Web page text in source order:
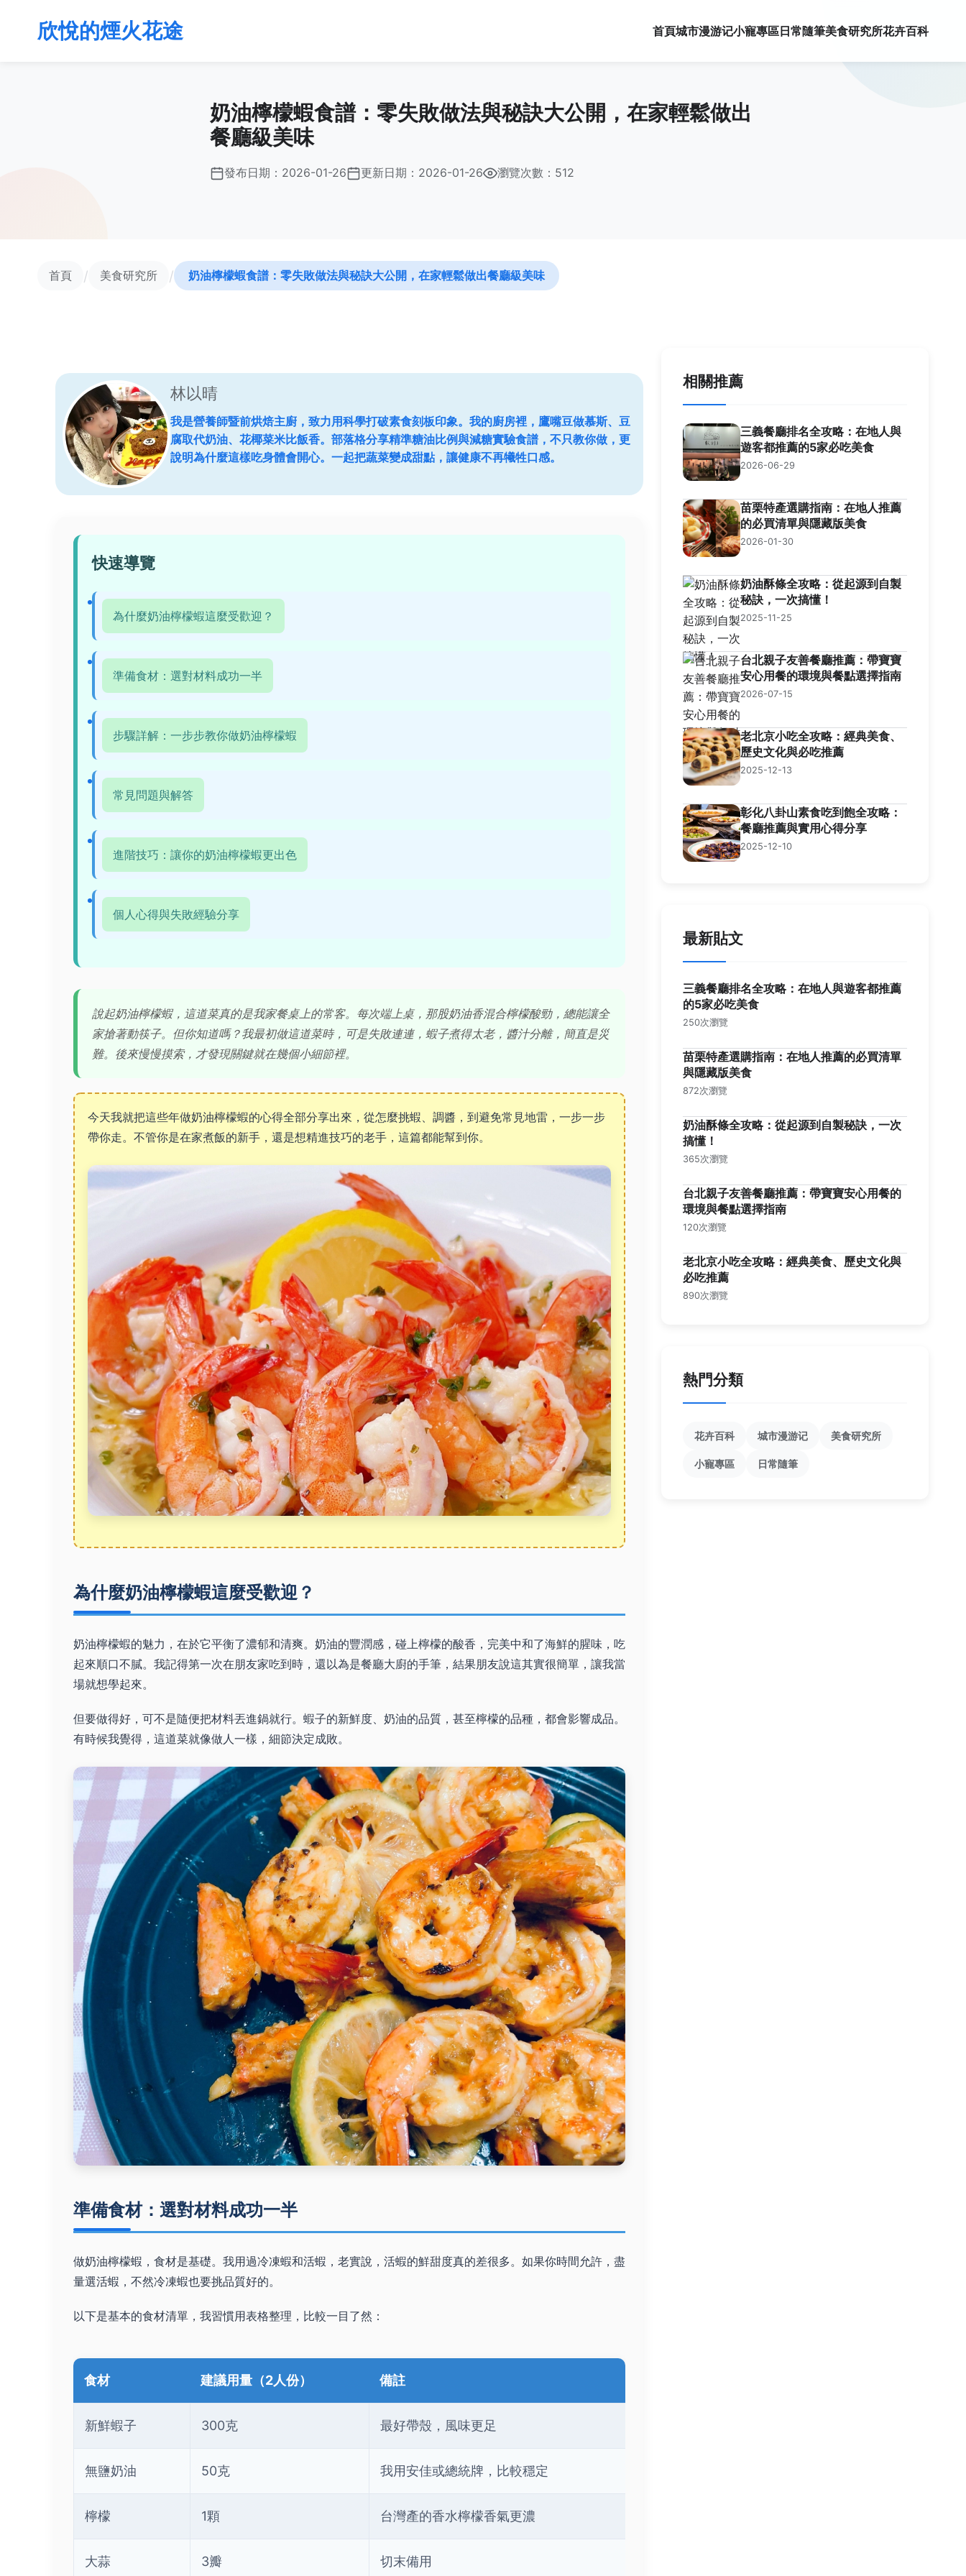
欣悅的煙火花途 首頁城市漫游记小寵專區日常隨筆美食研究所花卉百科
奶油檸檬蝦食譜：零失敗做法與秘訣大公開，在家輕鬆做出
餐廳級美味
發布日期： 2026-01-26 更新日期： 2026-01-26 瀏覽次數：512
首頁 / 美食研究所 / 奶油檸檬蝦食譜：零失敗做法與秘訣大公開，在家輕鬆做出餐廳級美味
林以晴
我是營養師暨前烘焙主廚，致力用科學打破素食刻板印象。我的廚房裡，鷹嘴豆做慕斯、豆
腐取代奶油、花椰菜米比飯香。部落格分享精準糖油比例與減糖實驗食譜，不只教你做，更
說明為什麼這樣吃身體會開心。一起把蔬菜變成甜點，讓健康不再犧牲口感。
快速導覽
為什麼奶油檸檬蝦這麼受歡迎？
準備食材：選對材料成功一半
步驟詳解：一步步教你做奶油檸檬蝦
常見問題與解答
進階技巧：讓你的奶油檸檬蝦更出色
個人心得與失敗經驗分享
說起奶油檸檬蝦，這道菜真的是我家餐桌上的常客。每次端上桌，那股奶油香混合檸檬酸勁，總能讓全
家搶著動筷子。但你知道嗎？我最初做這道菜時，可是失敗連連，蝦子煮得太老，醬汁分離，簡直是災
難。後來慢慢摸索，才發現關鍵就在幾個小細節裡。
今天我就把這些年做奶油檸檬蝦的心得全部分享出來，從怎麼挑蝦、調醬，到避免常見地雷，一步一步
帶你走。不管你是在家煮飯的新手，還是想精進技巧的老手，這篇都能幫到你。
為什麼奶油檸檬蝦這麼受歡迎？
奶油檸檬蝦的魅力，在於它平衡了濃郁和清爽。奶油的豐潤感，碰上檸檬的酸香，完美中和了海鮮的腥味，吃
起來順口不膩。我記得第一次在朋友家吃到時，還以為是餐廳大廚的手筆，結果朋友說這其實很簡單，讓我當
場就想學起來。
但要做得好，可不是隨便把材料丟進鍋就行。蝦子的新鮮度、奶油的品質，甚至檸檬的品種，都會影響成品。
有時候我覺得，這道菜就像做人一樣，細節決定成敗。
準備食材：選對材料成功一半
做奶油檸檬蝦，食材是基礎。我用過冷凍蝦和活蝦，老實說，活蝦的鮮甜度真的差很多。如果你時間允許，盡
量選活蝦，不然冷凍蝦也要挑品質好的。
以下是基本的食材清單，我習慣用表格整理，比較一目了然：
食材 建議用量（2人份） 備註
新鮮蝦子 300克 最好帶殼，風味更足
無鹽奶油 50克 我用安佳或總統牌，比較穩定
檸檬 1顆 台灣產的香水檸檬香氣更濃
大蒜 3瓣 切末備用
相關推薦
三義餐廳排名全攻略：在地人與
遊客都推薦的5家必吃美食
2026-06-29
苗栗特產選購指南：在地人推薦
的必買清單與隱藏版美食
2026-01-30
奶油酥條全攻略：從起源到自製
秘訣，一次搞懂！
2025-11-25
台北親子友善餐廳推薦：帶寶寶
安心用餐的環境與餐點選擇指南
2026-07-15
老北京小吃全攻略：經典美食、
歷史文化與必吃推薦
2025-12-13
彰化八卦山素食吃到飽全攻略：
餐廳推薦與實用心得分享
2025-12-10
最新貼文
三義餐廳排名全攻略：在地人與遊客都推薦
的5家必吃美食
250次瀏覽
苗栗特產選購指南：在地人推薦的必買清單
與隱藏版美食
872次瀏覽
奶油酥條全攻略：從起源到自製秘訣，一次
搞懂！
365次瀏覽
台北親子友善餐廳推薦：帶寶寶安心用餐的
環境與餐點選擇指南
120次瀏覽
老北京小吃全攻略：經典美食、歷史文化與
必吃推薦
890次瀏覽
熱門分類
花卉百科 城市漫游记 美食研究所
小寵專區 日常隨筆